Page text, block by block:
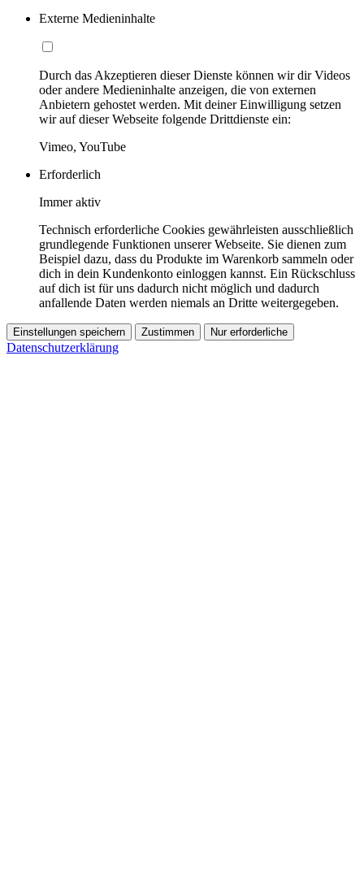
Externe Medieninhalte
Durch das Akzeptieren dieser Dienste können wir dir Videos
oder andere Medieninhalte anzeigen, die von externen
Anbietern gehostet werden. Mit deiner Einwilligung setzen
wir auf dieser Webseite folgende Drittdienste ein:
Vimeo, YouTube
Erforderlich
Immer aktiv
Technisch erforderliche Cookies gewährleisten ausschließlich
grundlegende Funktionen unserer Webseite. Sie dienen zum
Beispiel dazu, dass du Produkte im Warenkorb sammeln oder
dich in dein Kundenkonto einloggen kannst. Ein Rückschluss
auf dich ist für uns dadurch nicht möglich und dadurch
anfallende Daten werden niemals an Dritte weitergegeben.
Einstellungen speichern Zustimmen Nur erforderliche
Datenschutzerklärung